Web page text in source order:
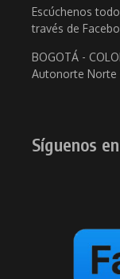
Escúchenos
través de
BOGOTÁ -
Autonorte Norte
Síguenos